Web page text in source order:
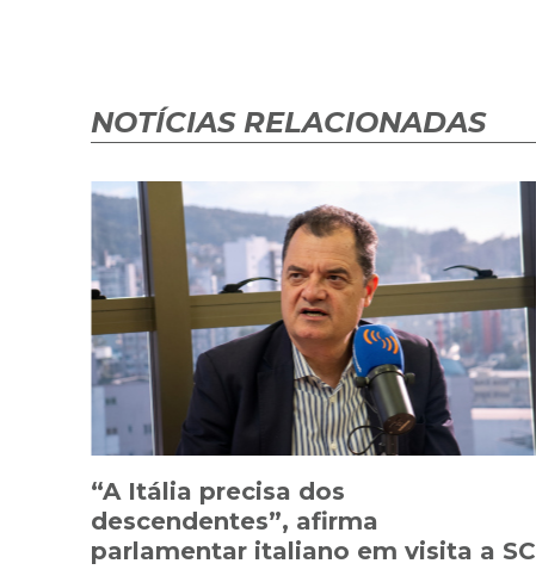
NOTÍCIAS RELACIONADAS
“A Itália precisa dos
descendentes”, afirma
parlamentar italiano em visita a SC